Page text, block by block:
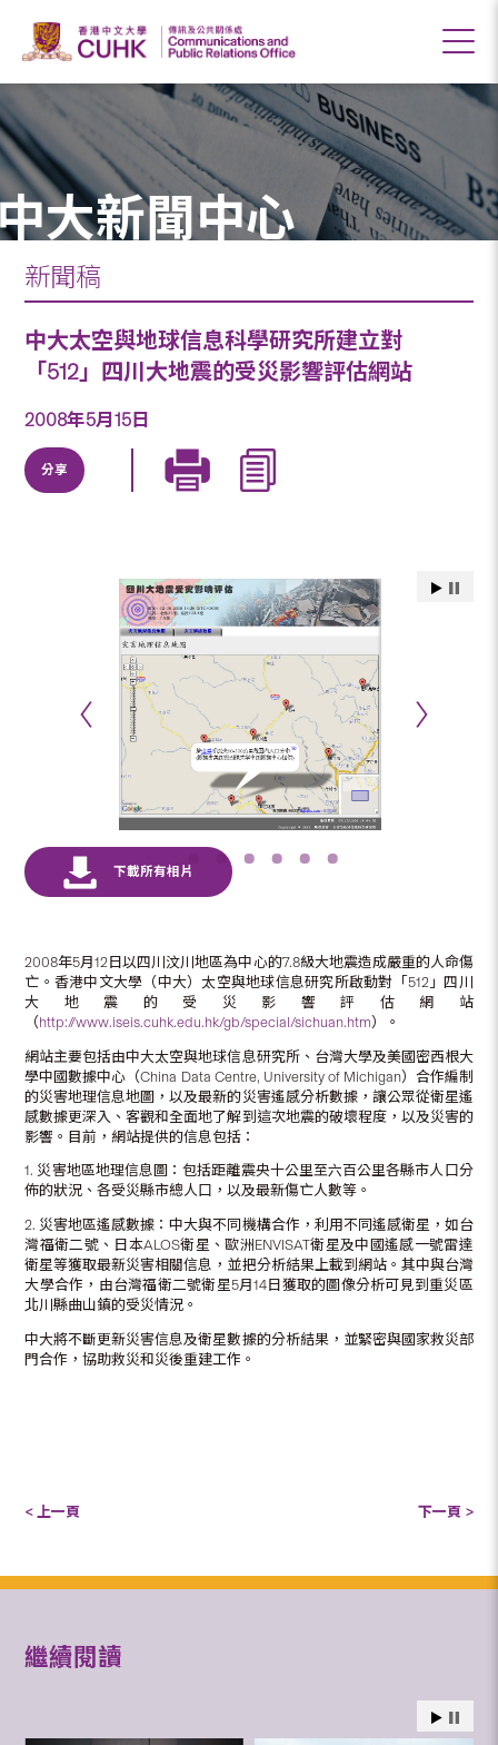
大新聞中心
新聞稿
中大太空與地球信息科學研究所建立對
「512」四川大地震的受災影響評估網站
2008年5月15日
分享
2008年5月12日以四川汶川地區為中心的7.8級大地震造成嚴重的人命傷
亡。香港中文大學（中大）太空與地球信息研究所啟動對「512」四川
大地震的受災影響評估網站
（http://www.iseis.cuhk.edu.hk/gb/special/sichuan.htm）。
網站主要包括由中大太空與地球信息研究所、台灣大學及美國密西根大
學中國數據中心（China Data Centre, University of Michigan）合作編制
的災害地理信息地圖，以及最新的災害遙感分析數據，讓公眾從衛星遙
感數據更深入、客觀和全面地了解到這次地震的破壞程度，以及災害的
影響。目前，網站提供的信息包括：
1. 災害地區地理信息圖：包括距離震央十公里至六百公里各縣市人口分
佈的狀況、各受災縣市總人口，以及最新傷亡人數等。
2. 災害地區遙感數據：中大與不同機構合作，利用不同遙感衛星，如台
灣福衛二號、日本ALOS衛星、歐洲ENVISAT衛星及中國遙感一號雷達
衛星等獲取最新災害相關信息，並把分析結果上載到網站。其中與台灣
大學合作，由台灣福衛二號衛星5月14日獲取的圖像分析可見到重災區
北川縣曲山鎮的受災情況。
中大將不斷更新災害信息及衛星數據的分析結果，並緊密與國家救災部
門合作，協助救災和災後重建工作。
< 上一頁 下一頁 >
繼續閱讀